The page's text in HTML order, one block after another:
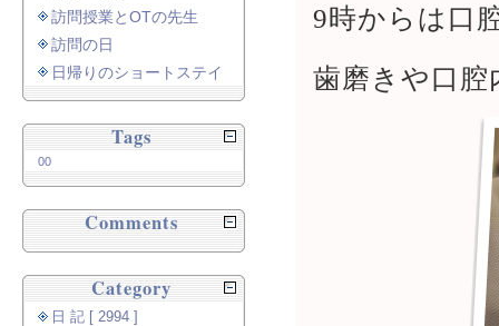
9時からは口
歯磨きや口
訪問授業とOTの先生
訪問の日
日帰りのショートステイ
Tags
00
Comments
Category
日 記 [ 2994 ]